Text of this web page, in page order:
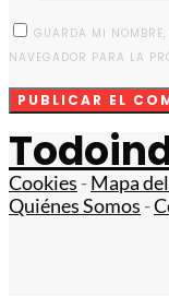
GUARDA MI NOMBRE,
NAVEGADOR PARA LA
Cookies -Mapa
Quiénes Somos -